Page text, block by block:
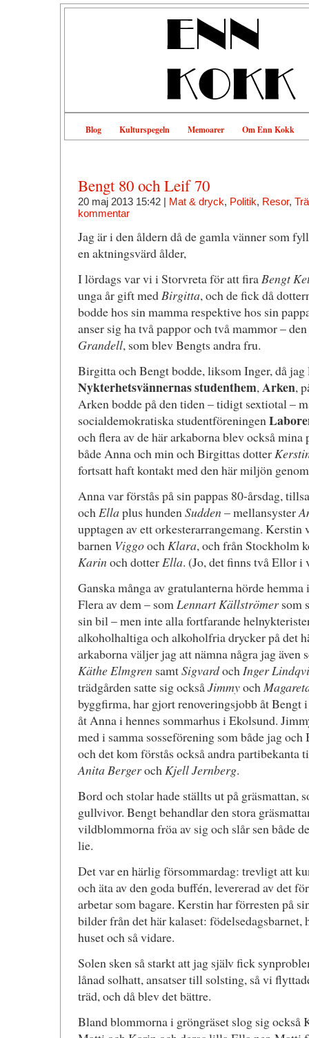
Blog Kulturspegeln Memoarer Om Enn Kokk
Bengt 80 och Leif 70
20 maj 2013 15:42 | Mat & dryck, Politik, Resor,
kommentar
Jag är i den åldern då de gamla vänner som
en aktningsvärd ålder,
I lördags var vi i Storvreta för att firaBengt
unga år gift medBirgitta, och de fick då
bodde hos sin mamma respektive hos sin
anser sig ha två pappor och två mammor –
Grandell, som blev Bengts andra fru.
Birgitta och Bengt bodde, liksom Inger, då jag
Nykterhetsvännernas studenthem,Arken,
Arken bodde på den tiden – tidigt sextiotal –
socialdemokratiska studentföreningen
och flera av de här arkaborna blev också mina
både Anna och min och Birgittas dotter
fortsatt haft kontakt med den här miljön
Anna var förstås på sin pappas 80-årsdag,
ochEllaplus hundenSudden– mellansyster
upptagen av ett orkesterarrangemang. Kerstin
barnen ViggoochKlara, och från Stockholm
Karinoch dotterElla. (Jo, det finns två Ellor i
Ganska många av gratulanterna hörde
Flera av dem – somLennart Källströmersom
sin bil – men inte alla fortfarande
alkoholhaltiga och alkoholfria drycker på det
arkaborna väljer jag att nämna några jag även
Käthe ElmgrensamtSigvardochInger
trädgården satte sig ocksåJimmyoch
byggfirma, har gjort renoveringsjobb åt Bengt
åt Anna i hennes sommarhus i Ekolsund.
med i samma sosseförening som både jag
och det kom förstås också andra partibekanta
Anita BergerochKjell Jernberg.
Bord och stolar hade ställts ut på gräsmattan,
gullvivor. Bengt behandlar den stora
vildblommorna fröa av sig och slår sen både
lie.
Det var en härlig försommardag: trevligt att
och äta av den goda buffén, levererad av det
arbetar som bagare. Kerstin har förresten på
bilder från det här kalaset: födelsedagsbarnet,
huset och så vidare.
Solen sken så starkt att jag själv fick
lånad solhatt, ansatser till solsting, så vi
träd, och då blev det bättre.
Bland blommorna i gröngräset slog sig också